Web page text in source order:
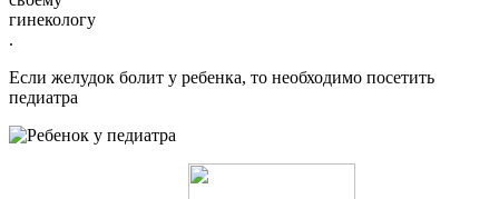
гинекологу
.
Если желудок болит у ребенка, то необходимо посетить
педиатра